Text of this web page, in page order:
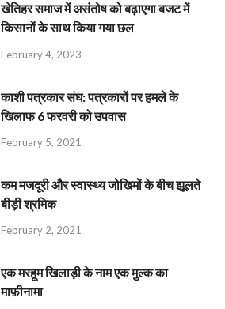
खेतिहर समाज में असंतोष को बढ़ाएगा बजट में
किसानों के साथ किया गया छल
February 4, 2023
काशी पत्रकार संघ: पत्रकारों पर हमले के
खिलाफ 6 फरवरी को उपवास
February 5, 2021
कम मजदूरी और स्वास्थ्य जोखिमों के बीच झूलते
बीड़ी श्रमिक
February 2, 2021
एक मरहूम खिलाड़ी के नाम एक मुल्क का
माफ़ीनामा